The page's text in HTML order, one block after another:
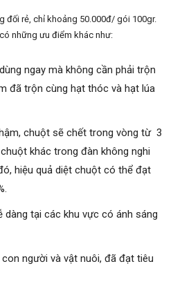
đối rẻ, chỉ khoảng 50.000đ/ gói 100gr.
những ưu điểm khác như:
ngay mà không cần phải trộn
đã trộn cùng hạt thóc và hạt lúa
chuột sẽ chết trong vòng từ 3
khác trong đàn không nghi
hiệu quả diệt chuột có thể đạt
dàng tại các khu vực có ánh sáng
người và vật nuôi, đã đạt tiêu